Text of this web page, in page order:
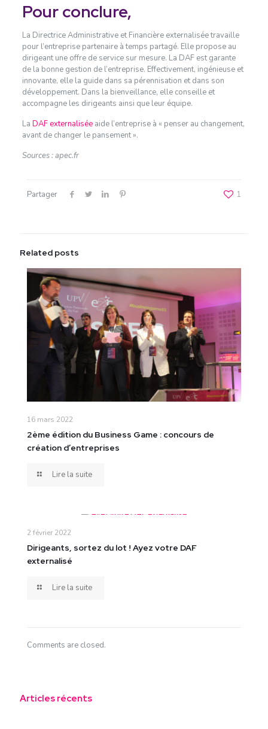
Pour conclure,
La Directrice Administrative et Financière externalisée travaille
pour l’entreprise partenaire à temps partagé. Elle propose au
dirigeant une offre de service sur mesure. La DAF est garante
de la bonne gestion de l’entreprise. Effectivement, ingénieuse et
innovante, elle la guide dans sa pérennisation et dans son
développement. Dans la bienveillance, elle conseille et
accompagne les dirigeants ainsi que leur équipe.
La DAF externaliséeaide l’entreprise à « penser au changement,
avant de changer le pansement ».
Sources : apec.fr
Partager 1
Related posts
16 mars 2022
2ème édition du Business Game : concours de
création d’entreprises
Lire la suite
2 février 2022
Dirigeants, sortez du lot ! Ayez votre DAF
externalisé
Lire la suite
Comments are closed.
Articles récents